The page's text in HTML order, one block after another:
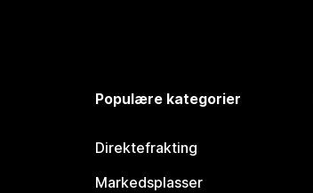
Populære kategorier
Direktefrakting
Markedsplasser